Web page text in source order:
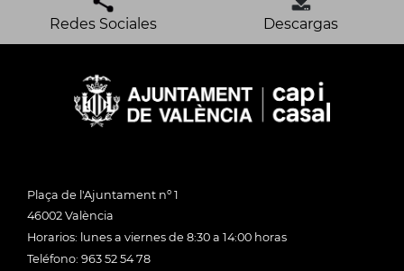
Redes Sociales Descargas
Plaça de l'Ajuntament nº 1
46002 València
Horarios: lunes a viernes de 8:30 a 14:00 horas
Teléfono: 963 52 54 78